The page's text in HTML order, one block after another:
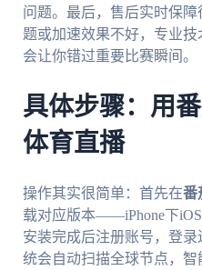
问题。最后，售后实时保
题或加速效果不好，专业
会让你错过重要比赛瞬间。
具体步骤：用
体育直播
操作其实很简单：首先在番
载对应版本——iPhone下iOS
安装完成后注册账号，登
统会自动扫描全球节点，